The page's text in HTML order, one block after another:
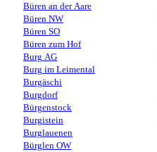
Büren an der Aare
Büren NW
Büren SO
Büren zum Hof
Burg AG
Burg im Leimental
Burgäschi
Burgdorf
Bürgenstock
Burgistein
Burglauenen
Bürglen OW